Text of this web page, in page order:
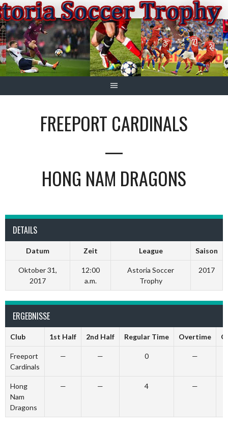
Springe
zum
Inhalt
FREEPORT CARDINALS
—
HONG NAM DRAGONS
DETAILS
Datum Zeit League Saison
Oktober 31,
2017
12:00
a.m.
Astoria Soccer
Trophy
2017
ERGEBNISSE
Club 1st Half 2nd Half Regular Time Overtime
Freeport
Cardinals
— — 0 —
Hong
Nam
Dragons
— — 4 —